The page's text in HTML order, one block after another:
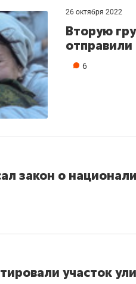
26 октября 2022
Вторую
6
закон о
участок